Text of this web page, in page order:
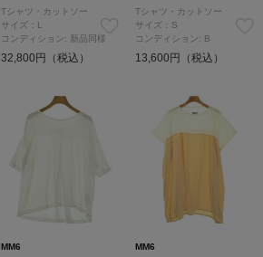
Tシャツ・カットソー
サイズ：L
コンディション: 新品同様
32,800円（税込）
Tシャツ・カットソー
サイズ：S
コンディション: B
13,600円（税込）
MM6
MM6